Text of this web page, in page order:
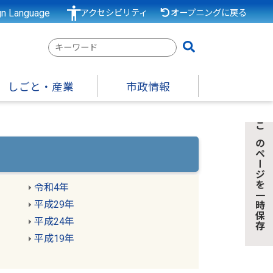
Language アクセシビリティ オープニングに戻る
検
ー
ワ
ド
しごと・産業 市政情報
令和4年
平成29年
平成24年
平成19年
このページを一時保存